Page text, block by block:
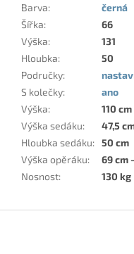
Barva:
černá
Šířka:
66
Výška:
131
Hloubka:
50
Područky:
S kolečky:
ano
Výška:
110
Výška sedáku:
47,5
Hloubka sedáku: 50 cm
Výška opěráku:
69 cm
Nosnost: 130 kg